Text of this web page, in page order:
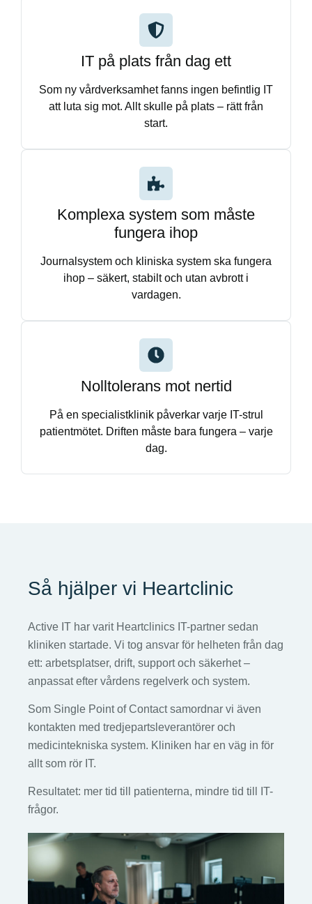
IT på plats från dag ett
Som ny vårdverksamhet fanns ingen befintlig IT
att luta sig mot. Allt skulle på plats – rätt från
start.
Komplexa system som måste
fungera ihop
Journalsystem och kliniska system ska fungera
ihop – säkert, stabilt och utan avbrott i
vardagen.
Nolltolerans mot nertid
På en specialistklinik påverkar varje IT-strul
patientmötet. Driften måste bara fungera – varje
dag.
Så hjälper vi Heartclinic
Active IT har varit Heartclinics IT-partner sedan
kliniken startade. Vi tog ansvar för helheten från dag
ett: arbetsplatser, drift, support och säkerhet –
anpassat efter vårdens regelverk och system.
Som Single Point of Contact samordnar vi även
kontakten med tredjepartsleverantörer och
medicintekniska system. Kliniken har en väg in för
allt som rör IT.
Resultatet: mer tid till patienterna, mindre tid till IT-
frågor.